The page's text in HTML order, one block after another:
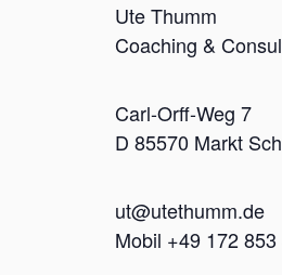
Ute Thumm
Coaching &
Carl-Orff-Weg 7
D 85570 Markt
ut@utethumm.de
Mobil +49 172